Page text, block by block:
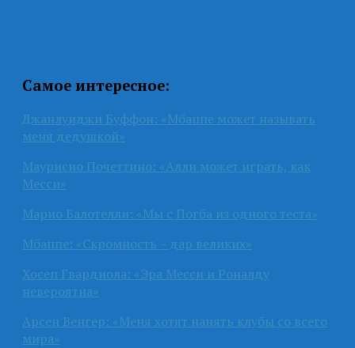
Самое интересное:
Джанлуиджи Буффон: «Мбаппе может называть
меня дедушкой»
Маурисио Почеттино: «Алли может играть, как
Месси»
Марио Балотелли: «Мы с Погба из одного теста»
Мбаппе: «Скромность – дар великих»
Хосеп Гвардиола: «Эра Месси и Роналду
невероятна»
Арсен Венгер: «Меня хотят нанять клубы со всего
мира»